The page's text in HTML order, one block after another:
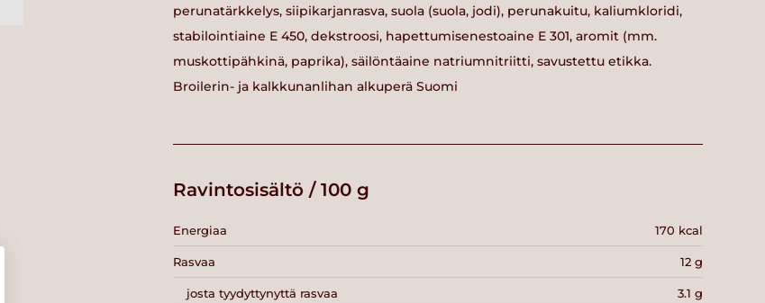
perunatärkkelys, siipikarjanrasva, suola (suola, jodi), perunakuitu, kaliumkloridi,
stabilointiaine E 450, dekstroosi, hapettumisenestoaine E 301, aromit (mm.
muskottipähkinä, paprika), säilöntäaine natriumnitriitti, savustettu etikka.
Broilerin- ja kalkkunanlihan alkuperä Suomi
Ravintosisältö / 100 g
Energiaa 170 kcal
Rasvaa 12 g
josta tyydyttynyttä rasvaa 3.1 g